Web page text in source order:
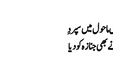
ماحول میں سپردِ
جنازہ کو دیا